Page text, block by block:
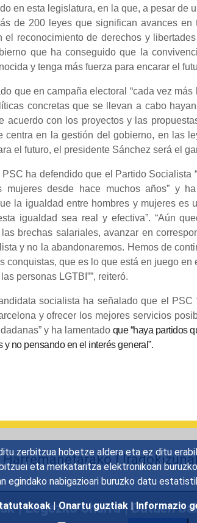
zerbitzua hobetze aldera eta ez ditu
eta merkataritza elektronikoari
egindako nabigazioari buruzko datu
| Onartu guztiak | Informazio
en esta legislatura, en la que, a pesar de
de 200 leyes que significan avances
el reconocimiento de derechos y
que ha conseguido que la
y tenga más fuerza para encarar el
que en campaña electoral “cada vez
concretas que se llevan a cabo
acuerdo con los proyectos y las
centra en la gestión del gobierno, en las
el futuro, el presidente Sánchez será el
PSC ha defendido que el Partido
mujeres desde hace muchos años” y
la igualdad entre hombres y mujeres
igualdad sea real y efectiva”. “Aún
brechas salariales, avanzar en
y no la abandonaremos. Hemos de
conquistas, que es lo que está en juego
personas LGTBI””, reiteró.
socialista ha señalado que el
y ofrecer los mejores servicios
y ha lamentadoque “haya partidos
y no pensando en el interés general”.
Harremanetarako|
|Legezko oharra|Datuen